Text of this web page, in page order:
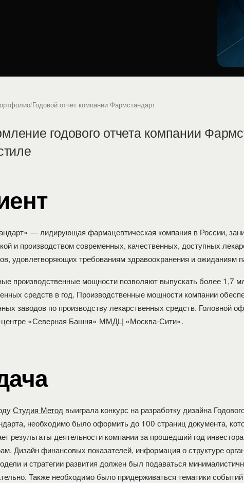
/Годовой отчет компании Фармстандарт
годового отчета компании
— лидирующая фармацевтическая компания в России,
и производством современных, качественных, доступных
удовлетворяющих требованиям здравоохранения и ожиданиям
производственные мощности позволяют выпускать более 1,7
средств в год. Производственные мощности компании
заводов по производству лекарственных средств. Головной
центре «Северная Башня» ММДЦ «Москва-Сити».
Студия Метод выиграла конкурс на разработку дизайна
необходимо было оформить до 100 страниц документа,
результаты деятельности компании за прошедший год
Дизайн финансовых показателей, информация о структуре
и стратегии развития должен был подаваться
Также необходимо было придерживаться тематики